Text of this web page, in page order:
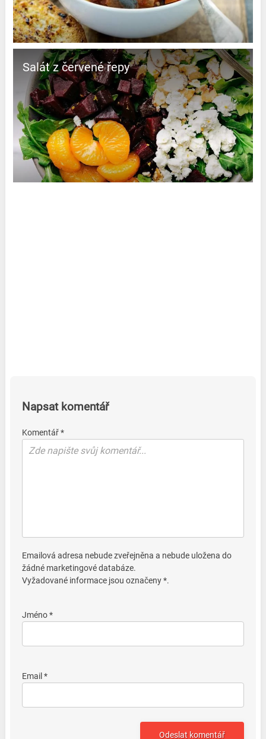
Salát z červené řepy
Napsat komentář
Komentář *
Emailová adresa nebude zveřejněna a nebude uložena do
žádné marketingové databáze.
Vyžadované informace jsou označeny *.
Jméno *
Email *